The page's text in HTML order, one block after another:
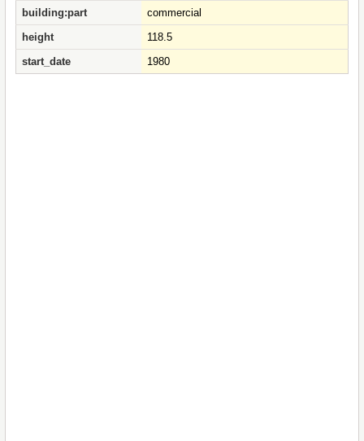
building:part
commercial
height
118.5
start_date
1980